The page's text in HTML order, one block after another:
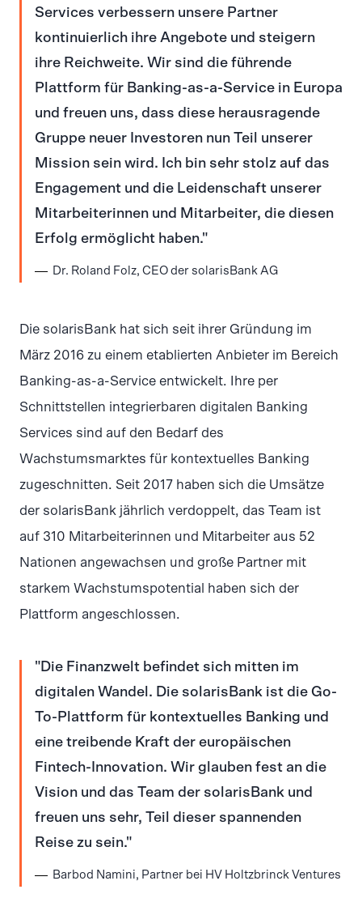
Services verbessern unsere Partner
kontinuierlich ihre Angebote und steigern
ihre Reichweite. Wir sind die führende
Plattform für Banking-as-a-Service in Europa
und freuen uns, dass diese herausragende
Gruppe neuer Investoren nun Teil unserer
Mission sein wird. Ich bin sehr stolz auf das
Engagement und die Leidenschaft unserer
Mitarbeiterinnen und Mitarbeiter, die diesen
Erfolg ermöglicht haben.
Dr. Roland Folz, CEO der solarisBank AG
Die solarisBank hat sich seit ihrer Gründung im
März 2016 zu einem etablierten Anbieter im Bereich
Banking-as-a-Service entwickelt. Ihre per
Schnittstellen integrierbaren digitalen Banking
Services sind auf den Bedarf des
Wachstumsmarktes für kontextuelles Banking
zugeschnitten. Seit 2017 haben sich die Umsätze
der solarisBank jährlich verdoppelt, das Team ist
auf 310 Mitarbeiterinnen und Mitarbeiter aus 52
Nationen angewachsen und große Partner mit
starkem Wachstumspotential haben sich der
Plattform angeschlossen.
Die Finanzwelt befindet sich mitten im
digitalen Wandel. Die solarisBank ist die Go-
To-Plattform für kontextuelles Banking und
eine treibende Kraft der europäischen
Fintech-Innovation. Wir glauben fest an die
Vision und das Team der solarisBank und
freuen uns sehr, Teil dieser spannenden
Reise zu sein.
Barbod Namini, Partner bei HV Holtzbrinck Ventures